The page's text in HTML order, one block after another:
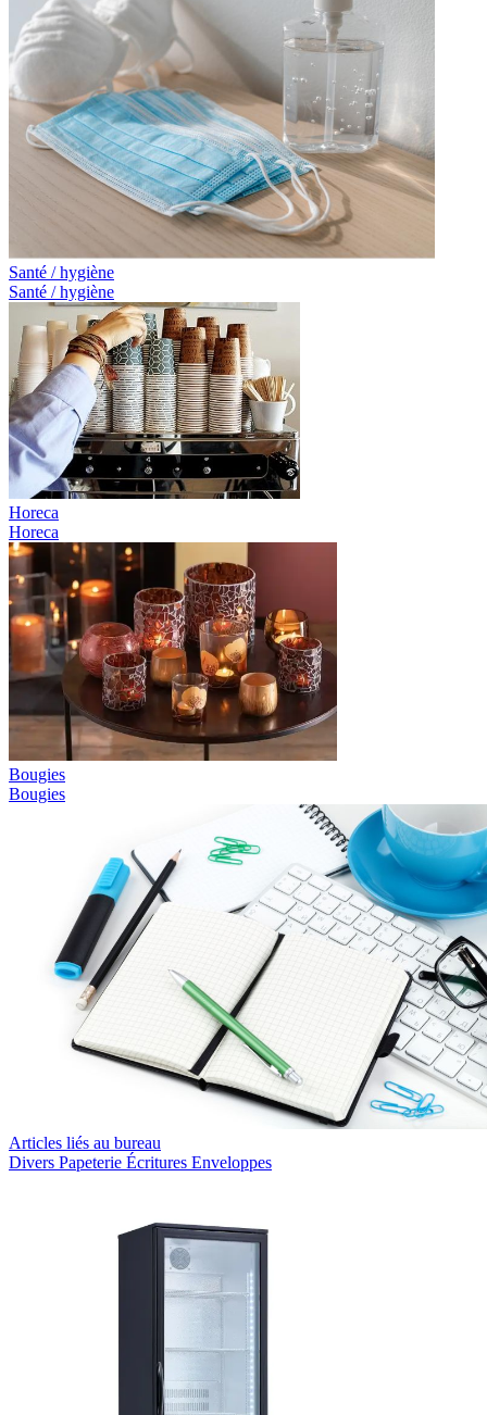
Santé / hygiène
Santé / hygiène
Horeca
Horeca
Bougies
Bougies
Articles liés au bureau
Divers Papeterie Écritures Enveloppes